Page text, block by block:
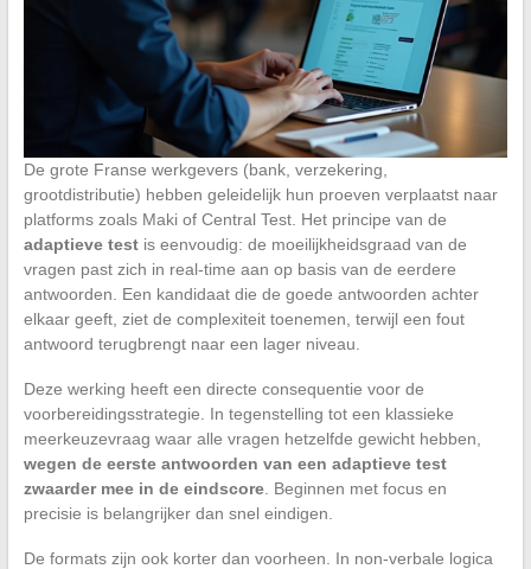
De grote Franse werkgevers (bank, verzekering,
grootdistributie) hebben geleidelijk hun proeven verplaatst naar
platforms zoals Maki of Central Test. Het principe van de
adaptieve testis eenvoudig: de moeilijkheidsgraad van de
vragen past zich in real-time aan op basis van de eerdere
antwoorden. Een kandidaat die de goede antwoorden achter
elkaar geeft, ziet de complexiteit toenemen, terwijl een fout
antwoord terugbrengt naar een lager niveau.
Deze werking heeft een directe consequentie voor de
voorbereidingsstrategie. In tegenstelling tot een klassieke
meerkeuzevraag waar alle vragen hetzelfde gewicht hebben,
wegen de eerste antwoorden van een adaptieve test
zwaarder mee in de eindscore. Beginnen met focus en
precisie is belangrijker dan snel eindigen.
De formats zijn ook korter dan voorheen. In non-verbale logica